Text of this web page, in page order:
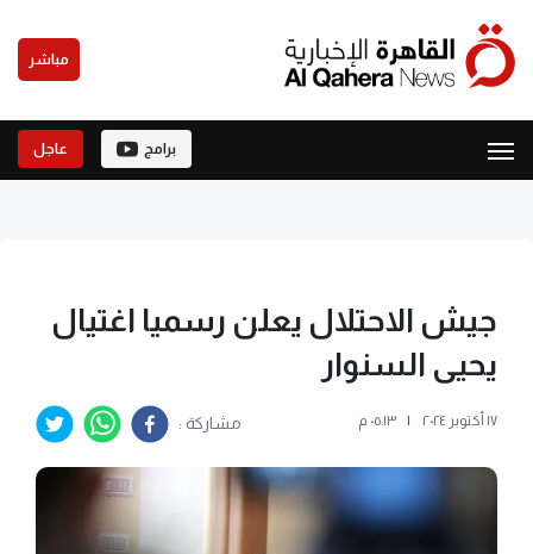
مباشر
برامج عاجل
جيش الاحتلال يعلن رسميا اغتيال
يحيى السنوار
١٧ أكتوبر ٢٠٢٤ | ٠٥:١٣ م مشاركة :